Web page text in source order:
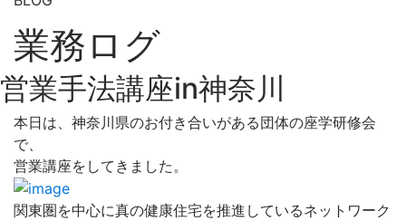
業務ログ
営業手法講座in神奈川
本日は、神奈川県のお付き合いがある団体の座学研修会
で、
営業講座をしてきました。
関東圏を中心に真の健康住宅を推進しているネットワーク